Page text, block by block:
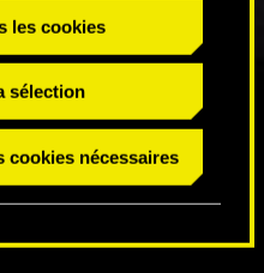
les cookies
sélection
cookies nécessaires
NOUS SUR